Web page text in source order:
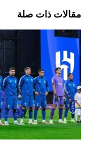
البريد
مقالات ذات صلة